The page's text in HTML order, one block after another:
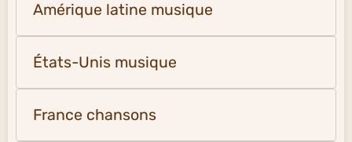
Amérique latine musique
États-Unis musique
France chansons